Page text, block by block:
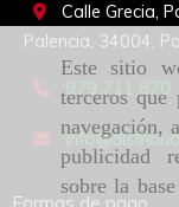
Este sitio
terceros que
navegación,
publicidad
sobre la
Calle Grecia,
Palencia, 34004,
info
Formas de pago